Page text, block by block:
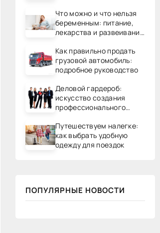
Что можно и что нельзя
беременным: питание,
лекарства и развеивание
Как правильно продать
грузовой автомобиль:
подробное руководство
Деловой гардероб:
искусство создания
профессионального
Путешествуем налегке:
как выбрать удобную
одежду для поездок
ПОПУЛЯРНЫЕ НОВОСТИ